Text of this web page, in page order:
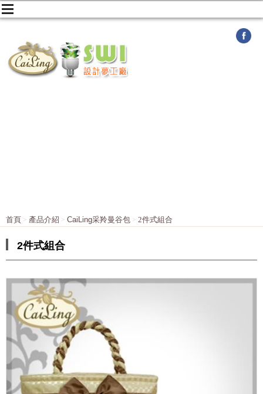
首頁 產品介紹 CaiLing采羚曼谷包 2件式組合
2件式組合